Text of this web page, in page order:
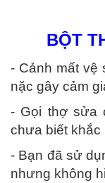
BỘT
- Cảnh mất vệ
nặc gây cảm
- Gọi thợ sửa
chưa biết
- Bạn đã sử
nhưng không